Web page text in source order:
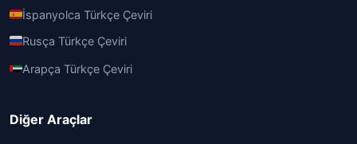
İspanyolca Türkçe Çeviri
Rusça Türkçe Çeviri
Arapça Türkçe Çeviri
Diğer Araçlar